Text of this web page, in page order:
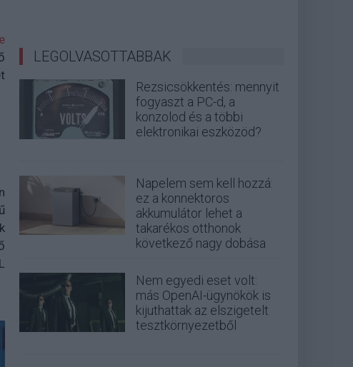
LEGOLVASOTTABBAK
Rezsicsökkentés: mennyit
fogyaszt a PC-d, a
konzolod és a többi
elektronikai eszközöd?
Napelem sem kell hozzá:
ez a konnektoros
akkumulátor lehet a
takarékos otthonok
következő nagy dobása
Nem egyedi eset volt:
más OpenAI-ügynökök is
kijuthattak az elszigetelt
tesztkörnyezetből